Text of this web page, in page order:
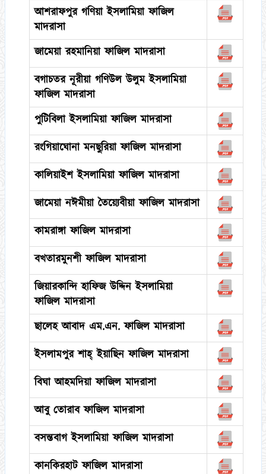
আশরাফপুর গণিয়া ইসলামিয়া ফাজিল
মাদরাসা
জামেয়া রহমানিয়া ফাজিল মাদরাসা
বগাচতর নূরীয়া গণিউল উলুম ইসলামিয়া
ফাজিল মাদরাসা
পুটিবিলা ইসলামিয়া ফাজিল মাদরাসা
রংগিয়াঘোনা মনছুরিয়া ফাজিল মাদরাসা
কালিয়াইশ ইসলামিয়া ফাজিল মাদরাসা
জামেয়া নঈমীয়া তৈয়্যেবীয়া ফাজিল মাদরাসা
কামরাঙ্গা ফাজিল মাদরাসা
বখতারমুনশী ফাজিল মাদরাসা
জিয়ারকান্দি হাফিজ উদ্দিন ইসলামিয়া
ফাজিল মাদরাসা
ছালেহ আবাদ এম.এন. ফাজিল মাদরাসা
ইসলামপুর শাহ্ ইয়াছিন ফাজিল মাদরাসা
বিঘা আহমদিয়া ফাজিল মাদরাসা
আবু তোরাব ফাজিল মাদরাসা
বসন্তবাগ ইসলামিয়া ফাজিল মাদরাসা
কানকিরহাট ফাজিল মাদরাসা